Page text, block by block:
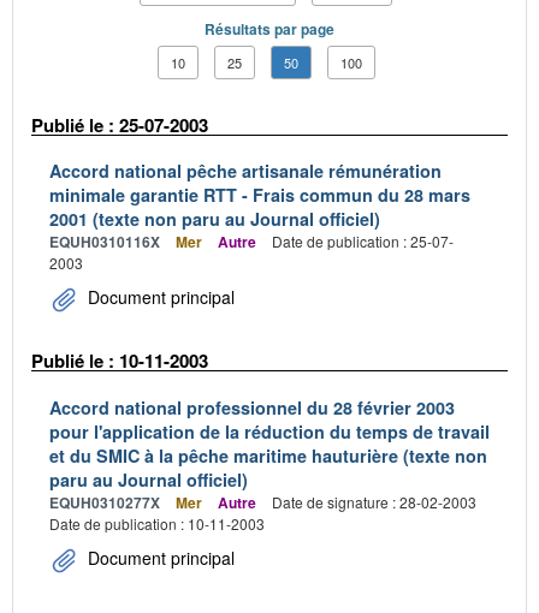
Résultats par page
10 25 50 100
Publié le : 25-07-2003
Accord national pêche artisanale rémunération
minimale garantie RTT - Frais commun du 28 mars
2001 (texte non paru au Journal officiel)
EQUH0310116X Mer Autre
Date de publication : 25-07-
2003
Document principal
Publié le : 10-11-2003
Accord national professionnel du 28 février 2003
pour l'application de la réduction du temps de travail
et du SMIC à la pêche maritime hauturière (texte non
paru au Journal officiel)
EQUH0310277X Mer Autre
Date de signature : 28-02-2003
Date de publication : 10-11-2003
Document principal